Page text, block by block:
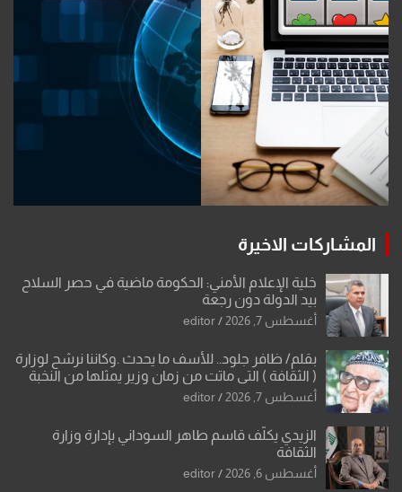
المشاركات الاخيرة
خلية الإعلام الأمني: الحكومة ماضية في حصر السلاح
بيد الدولة دون رجعة
أغسطس 7, 2026 editor
بقلم/ ظافر جلود.. للأسف ما يحدث .وكاننا نرشح لوزارة
( الثقافة ) التي ماتت من زمان وزير يمثلها من النخبة
والإرث العظيم للثقافة العراقية..
أغسطس 7, 2026 editor
الزيدي يكلّف قاسم طاهر السوداني بإدارة وزارة
الثقافة
أغسطس 6, 2026 editor